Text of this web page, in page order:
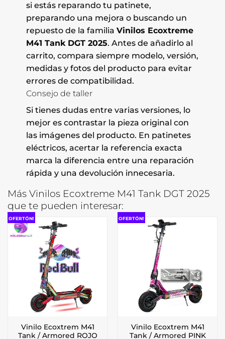
si estás reparando tu patinete,
preparando una mejora o buscando un
repuesto de la familia Vinilos Ecoxtreme
M41 Tank DGT 2025. Antes de añadirlo al
carrito, compara siempre modelo, versión,
medidas y fotos del producto para evitar
errores de compatibilidad.
Consejo de taller
Si tienes dudas entre varias versiones, lo
mejor es contrastar la pieza original con
las imágenes del producto. En patinetes
eléctricos, acertar la referencia exacta
marca la diferencia entre una reparación
rápida y una devolución innecesaria.
Más Vinilos Ecoxtreme M41 Tank DGT 2025
que te pueden interesar:
OFERTÓN!
Vinilo Ecoxtrem M41
Tank / Armored ROJO
OFERTÓN!
Vinilo Ecoxtrem M41
Tank / Armored PINK